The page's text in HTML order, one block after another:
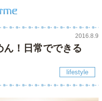
2016.8.9
ん！日常でできる
lifestyle